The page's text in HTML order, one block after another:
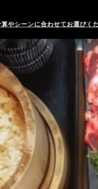
やシーンに合わせてお選びく